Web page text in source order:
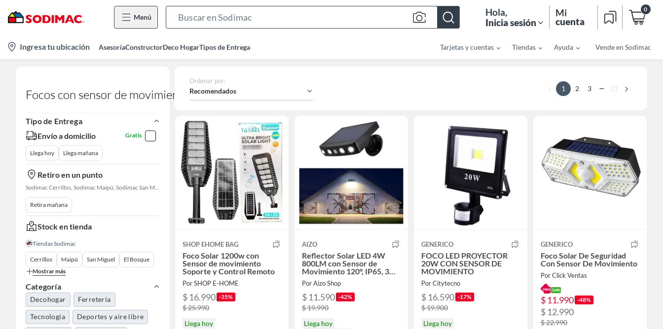
Menú
Bar
Hola,
Inicia sesión
Mi
cuenta
0
location-
icon
Ingresa tu ubicación AsesoríaConstructorDeco HogarTipos de Entrega Tarjetas y cuentas Tiendas Ayuda Vende en Sodimac
Focos con sensor de movimiento
Tipo de Entrega
Envío a domicilio
Gratis
Llega hoy Llega mañana
Retiro en un punto
Sodimac Cerrillos, Sodimac Maipú, Sodimac San Miguel, Sodimac El Bosque, Sodimac San Bernardo, Constructor Cantagallo, Sodimac Talagante, Sodimac San Fernando
Retira mañana
Stock en tienda
Tiendas Sodimac
Cerrillos Maipú San Miguel
El Bosque
Mostrar más
Categoría
Decohogar Ferretería
Tecnología Deportes y aire libre
Ordenar por:
Recomendados 1 2 3 ... 21
SHOP EHOME BAG
Foco Solar 1200w con
Sensor de movimiento
Soporte y Control Remoto
Por SHOP E-HOME
$ 16.990 -35%
$ 25.990
Llega hoy
AIZO
Reflector Solar LED 4W
800LM con Sensor de
Movimiento 120°, IP65, 3
Modos de Luz, para Exterior
Por Aizo Shop
$ 11.590 -42%
$ 19.990
Llega hoy
GENERICO
FOCO LED PROYECTOR
20W CON SENSOR DE
MOVIMIENTO
Por Citytecno
$ 16.590 -17%
$ 19.900
Llega hoy
GENERICO
Foco Solar De Seguridad
Con Sensor De Movimiento
Por Click Ventas
$ 11.990 -48%
$ 12.990
$ 22.990